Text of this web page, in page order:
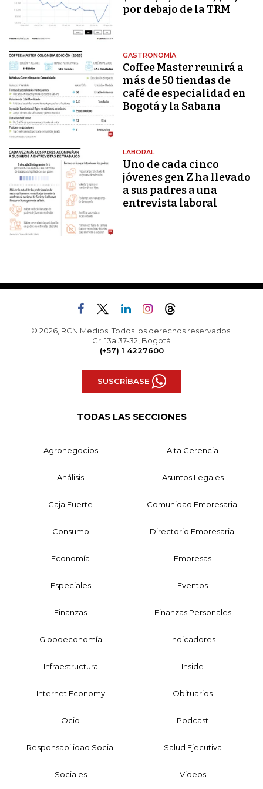
por debajo de la TRM
GASTRONOMÍA
Coffee Master reunirá a
más de 50 tiendas de
café de especialidad en
Bogotá y la Sabana
LABORAL
Uno de cada cinco
jóvenes gen Z ha llevado
a sus padres a una
entrevista laboral
© 2026, RCN Medios. Todos los derechos reservados.
Cr. 13a 37-32, Bogotá
(+57) 1 4227600
SUSCRÍBASE
TODAS LAS SECCIONES
Agronegocios Alta Gerencia
Análisis Asuntos Legales
Caja Fuerte Comunidad Empresarial
Consumo Directorio Empresarial
Economía Empresas
Especiales Eventos
Finanzas Finanzas Personales
Globoeconomía Indicadores
Infraestructura Inside
Internet Economy Obituarios
Ocio Podcast
Responsabilidad Social Salud Ejecutiva
Sociales Videos